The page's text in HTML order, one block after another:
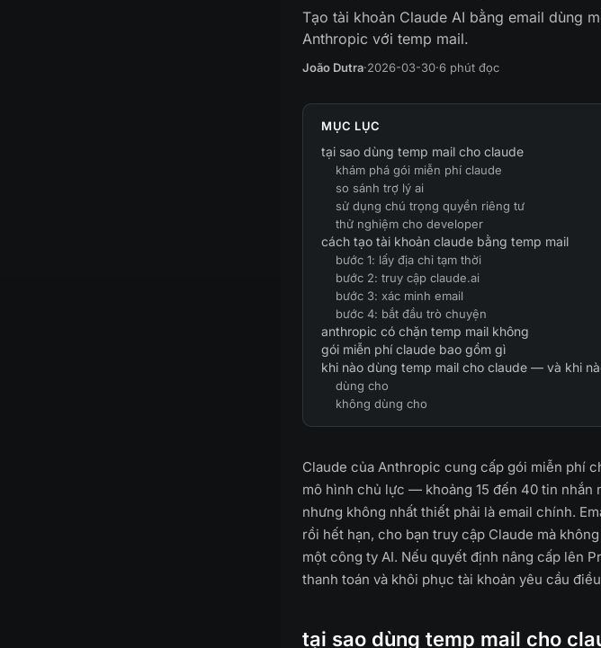
Tạo tài khoản Claude AI bằng email dùng
Anthropic với temp mail.
João Dutra·2026-03-30·6 phút đọc
MỤC LỤC
tại sao dùng temp mail cho claude
khám phá gói miễn phí claude
so sánh trợ lý ai
sử dụng chú trọng quyền riêng tư
thử nghiệm cho developer
cách tạo tài khoản claude bằng temp mail
bước 1: lấy địa chỉ tạm thời
bước 2: truy cập claude.ai
bước 3: xác minh email
bước 4: bắt đầu trò chuyện
anthropic có chặn temp mail không
gói miễn phí claude bao gồm gì
khi nào dùng temp mail cho claude — và khi
dùng cho
không dùng cho
Claude của Anthropic cung cấp gói miễn phí
mô hình chủ lực — khoảng 15 đến 40 tin nhắn
nhưng không nhất thiết phải là email chính.
rồi hết hạn, cho bạn truy cập Claude mà
một công ty AI. Nếu quyết định nâng cấp lên
thanh toán và khôi phục tài khoản yêu cầu
tại sao dùng temp mail cho